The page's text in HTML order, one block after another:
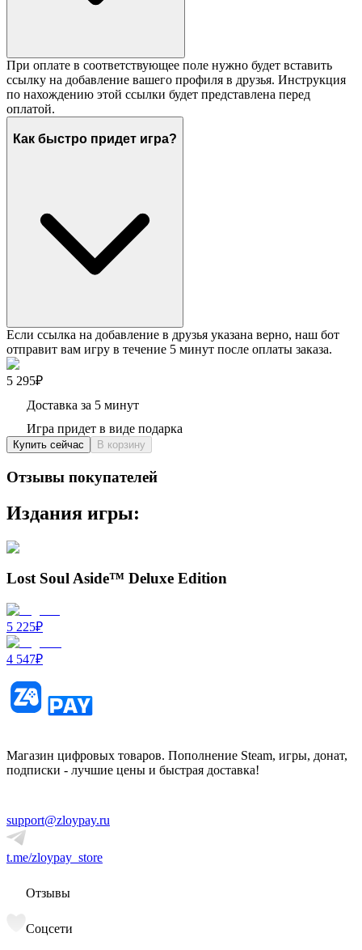
При оплате в соответствующее поле нужно будет вставить
ссылку на добавление вашего профиля в друзья. Инструкция
по нахождению этой ссылки будет представлена перед
оплатой.
Как быстро придет игра?
Если ссылка на добавление в друзья указана верно, наш бот
отправит вам игру в течение 5 минут после оплаты заказа.
5 295₽
Доставка за 5 минут
Игра придет в виде подарка
Купить сейчас В корзину
Отзывы покупателей
Издания игры:
Lost Soul Aside™ Deluxe Edition
5 225₽
4 547₽
Магазин цифровых товаров. Пополнение Steam, игры, донат,
подписки - лучшие цены и быстрая доставка!
support@zloypay.ru
t.me/zloypay_store
Отзывы
Соцсети